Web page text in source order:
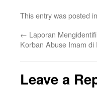
This entry was posted in
← Laporan
Korban Abuse Imam di
Leave a